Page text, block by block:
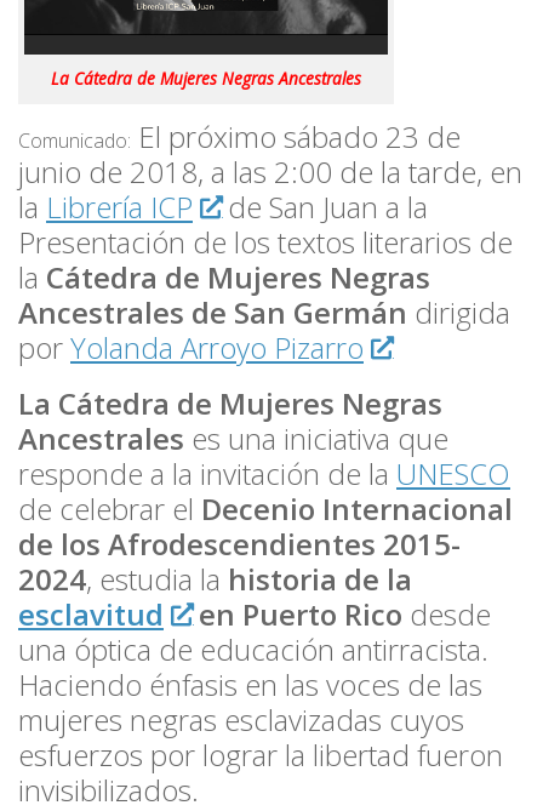
La Cátedra de Mujeres Negras Ancestrales
Comunicado: El próximo sábado 23 de
junio de 2018, a las 2:00 de la tarde, en
la Librería ICP
de San Juan a la
Presentación de los textos literarios de
la Cátedra de Mujeres Negras
Ancestrales de San Germán dirigida
porYolanda Arroyo Pizarro
La Cátedra de Mujeres Negras
Ancestrales es una iniciativa que
responde a la invitación de la UNESCO
de celebrar el Decenio Internacional
de los Afrodescendientes 2015-
2024, estudia la historia de la
esclavitud
en Puerto Rico desde
una óptica de educación antirracista.
Haciendo énfasis en las voces de las
mujeres negras esclavizadas cuyos
esfuerzos por lograr la libertad fueron
invisibilizados.